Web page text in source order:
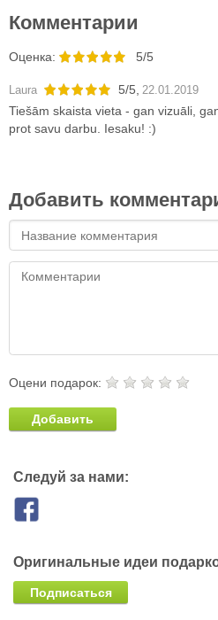
Комментарии
Oценка: 5/5
Laura 5/5, 22.01.2019
Tiešām skaista vieta - gan vizuāli,
prot savu darbu. Iesaku! :)
Добавить
Оцени подарок:
Добавить
Следуй за нами:
Оригинальные идеи
Подписаться